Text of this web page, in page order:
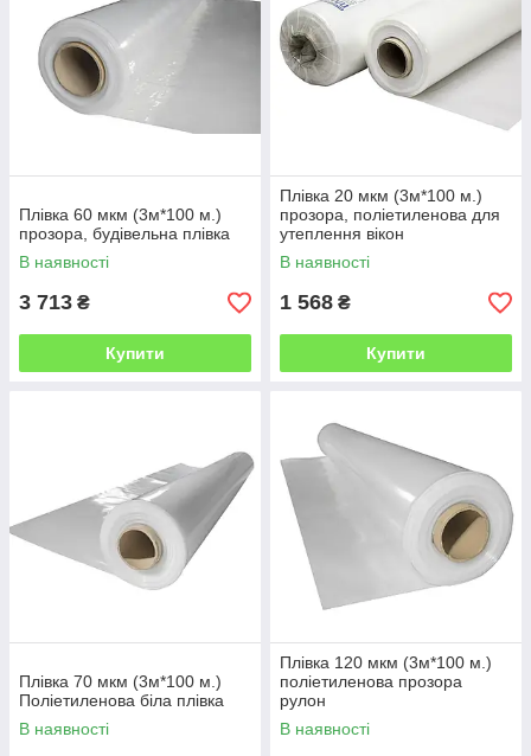
Плівка 60 мкм (3м*100 м.)
прозора, будівельна плівка
В наявності
3 713 ₴
Купити
Плівка 20 мкм (3м*100 м.)
прозора, поліетиленова для
утеплення вікон
В наявності
1 568 ₴
Купити
Плівка 70 мкм (3м*100 м.)
Поліетиленова біла плівка
В наявності
Плівка 120 мкм (3м*100 м.)
поліетиленова прозора
рулон
В наявності